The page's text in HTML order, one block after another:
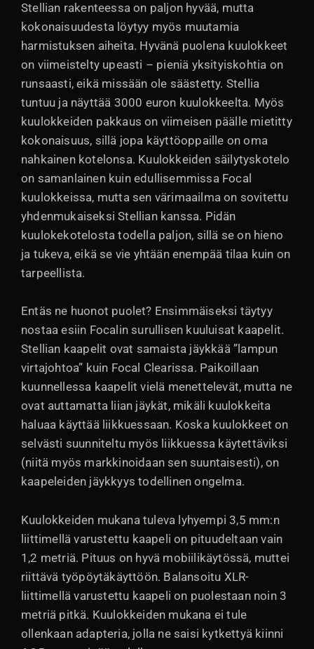
Stellian rakenteessa on paljon hyvää, mutta
kokonaisuudesta löytyy myös muutamia
harmistuksen aiheita. Hyvänä puolena kuulokkeet
on viimeistelty upeasti – pieniä yksityiskohtia on
runsaasti, eikä missään ole säästetty. Stellia
tuntuu ja näyttää 3000 euron kuulokkeelta. Myös
kuulokkeiden pakkaus on viimeisen päälle mietitty
kokonaisuus, sillä jopa käyttöoppaille on oma
nahkainen kotelonsa. Kuulokkeiden säilytyskotelo
on samanlainen kuin edullisemmissa Focal
kuulokkeissa, mutta sen värimaailma on sovitettu
yhdenmukaiseksi Stellian kanssa. Pidän
kuulokekotelosta todella paljon, sillä se on hieno
ja tukeva, eikä se vie yhtään enempää tilaa kuin on
tarpeellista.
Entäs ne huonot puolet? Ensimmäiseksi täytyy
nostaa esiin Focalin surullisen kuuluisat kaapelit.
Stellian kaapelit ovat samaista jäykkää ”lampun
virtajohtoa” kuin Focal Clearissa. Paikoillaan
kuunnellessa kaapelit vielä menettelevät, mutta ne
ovat auttamatta liian jäykät, mikäli kuulokkeita
haluaa käyttää liikkuessaan. Koska kuulokkeet on
selvästi suunniteltu myös liikkuessa käytettäviksi
(niitä myös markkinoidaan sen suuntaisesti), on
kaapeleiden jäykkyys todellinen ongelma.
Kuulokkeiden mukana tuleva lyhyempi 3,5 mm:n
liittimellä varustettu kaapeli on pituudeltaan vain
1,2 metriä. Pituus on hyvä mobiilikäytössä, muttei
riittävä työpöytäkäyttöön. Balansoitu XLR-
liittimellä varustettu kaapeli on puolestaan noin 3
metriä pitkä. Kuulokkeiden mukana ei tule
ollenkaan adapteria, jolla ne saisi kytkettyä kiinni